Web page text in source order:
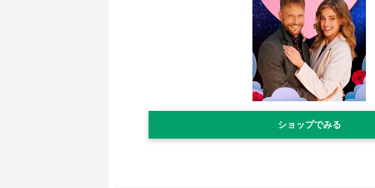
ショップでみる